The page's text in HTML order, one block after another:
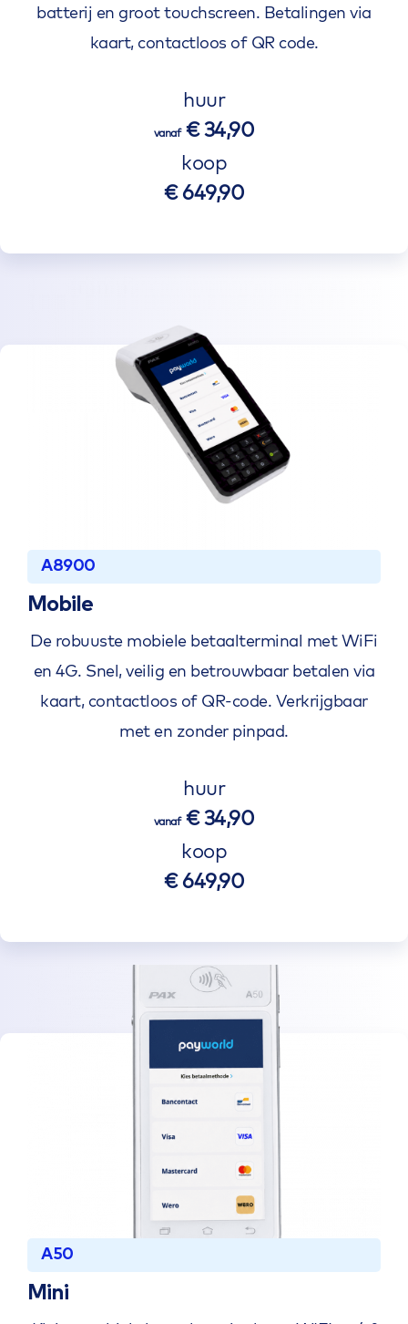
batterij en groot touchscreen. Betalingen via
kaart, contactloos of QR code.
huur
vanaf€ 34,90
koop
€ 649,90
A8900
Mobile
De robuuste mobiele betaalterminal met WiFi
en 4G. Snel, veilig en betrouwbaar betalen via
kaart, contactloos of QR-code. Verkrijgbaar
met en zonder pinpad.
huur
vanaf€ 34,90
koop
€ 649,90
A50
Mini